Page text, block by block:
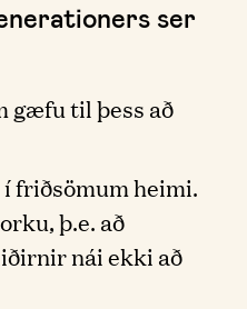
ser
gæfu til þess að
friðsömum heimi.
þ.e. að
nái ekki að